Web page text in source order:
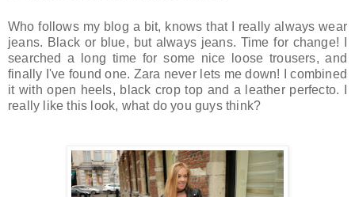
Who follows my blog a bit, knows that I really always wear
jeans. Black or blue, but always jeans. Time for change! I
searched a long time for some nice loose trousers, and
finally I've found one. Zara never lets me down! I combined
it with open heels, black crop top and a leather perfecto. I
really like this look, what do you guys think?